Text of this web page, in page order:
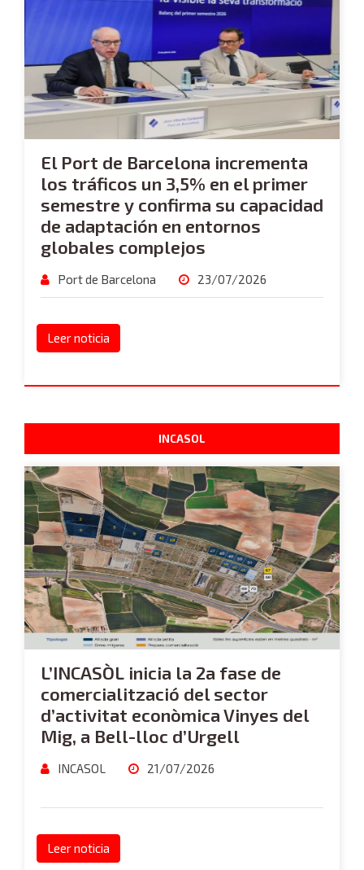
El Port de Barcelona incrementa
los tráficos un 3,5% en el primer
semestre y confirma su capacidad
de adaptación en entornos
globales complejos
Port de Barcelona 23/07/2026
Leer noticia
INCASOL
L’INCASÒL inicia la 2a fase de
comercialització del sector
d’activitat econòmica Vinyes del
Mig, a Bell-lloc d’Urgell
INCASOL 21/07/2026
Leer noticia